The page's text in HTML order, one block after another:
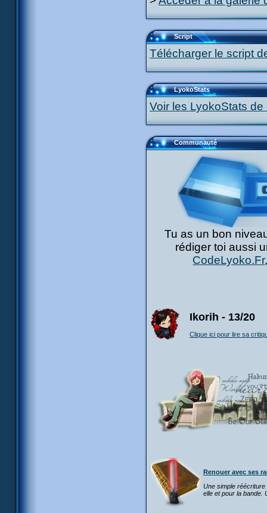
Script
Télécharger le script
LyokoStats
Voir les LyokoStats
Communauté
Tu as un bon
rédiger toi aussi
CodeLyoko.Fr
Ikorih - 13/20
Clique ici pour lire sa
Renouer avec ses
Une simple
elle et pour la bande.